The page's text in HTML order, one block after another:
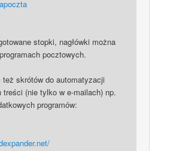
stopki, nagłówki można
pocztowych.
też skrótów do automatyzacji
treści (nie tylko w e-mailach) np.
programów: